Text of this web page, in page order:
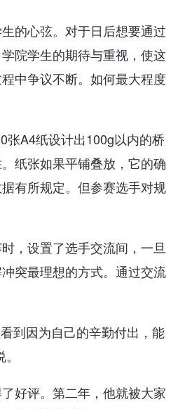
的心弦。对于日后想要通过
院学生的期待与重视，使这
中争议不断。如何最大程度
张A4纸设计出100g以内的桥
纸张如果平铺叠放，它的确
有所规定。但参赛选手对规
，设置了选手交流间，一旦
突最理想的方式。通过交流
到因为自己的辛勤付出，能
好评。第二年，他就被大家